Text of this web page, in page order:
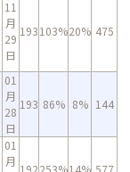
11
月
29
日
193103%20% 475
01
月
28
日
193 86% 8% 144
01
月
192253%14% 577